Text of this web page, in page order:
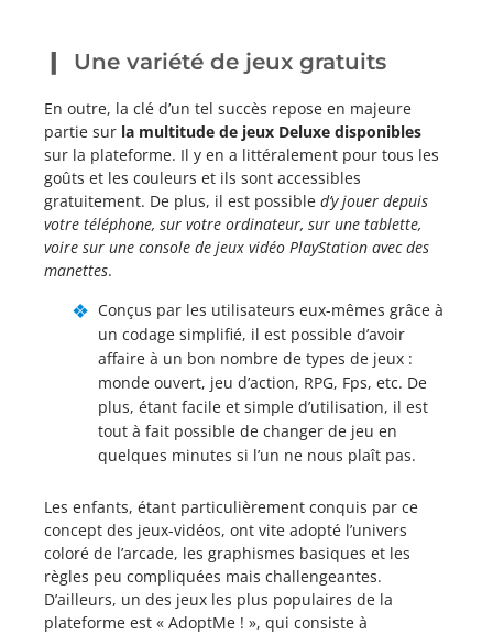
Une variété de jeux gratuits
En outre, la clé d’un tel succès repose en majeure
partie sur la multitude de jeux Deluxe disponibles
sur la plateforme. Il y en a littéralement pour tous les
goûts et les couleurs et ils sont accessibles
gratuitement. De plus, il est possible d’y jouer depuis
votre téléphone, sur votre ordinateur, sur une tablette,
voire sur une console de jeux vidéo PlayStation avec des
manettes.
Conçus par les utilisateurs eux-mêmes grâce à
un codage simplifié, il est possible d’avoir
affaire à un bon nombre de types de jeux :
monde ouvert, jeu d’action, RPG, Fps, etc. De
plus, étant facile et simple d’utilisation, il est
tout à fait possible de changer de jeu en
quelques minutes si l’un ne nous plaît pas.
Les enfants, étant particulièrement conquis par ce
concept des jeux-vidéos, ont vite adopté l’univers
coloré de l’arcade, les graphismes basiques et les
règles peu compliquées mais challengeantes.
D’ailleurs, un des jeux les plus populaires de la
plateforme est « AdoptMe ! », qui consiste à